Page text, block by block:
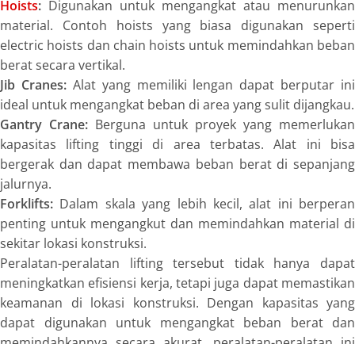
Hoists: Digunakan untuk mengangkat atau menurunkan
material. Contoh hoists yang biasa digunakan seperti
electric hoists dan chain hoists untuk memindahkan beban
berat secara vertikal.
Jib Cranes:Alat yang memiliki lengan dapat berputar ini
ideal untuk mengangkat beban di area yang sulit dijangkau.
Gantry Crane: Berguna untuk proyek yang memerlukan
kapasitas lifting tinggi di area terbatas. Alat ini bisa
bergerak dan dapat membawa beban berat di sepanjang
jalurnya.
Forklifts: Dalam skala yang lebih kecil, alat ini berperan
penting untuk mengangkut dan memindahkan material di
sekitar lokasi konstruksi.
Peralatan-peralatan lifting tersebut tidak hanya dapat
meningkatkan efisiensi kerja, tetapi juga dapat memastikan
keamanan di lokasi konstruksi. Dengan kapasitas yang
dapat digunakan untuk mengangkat beban berat dan